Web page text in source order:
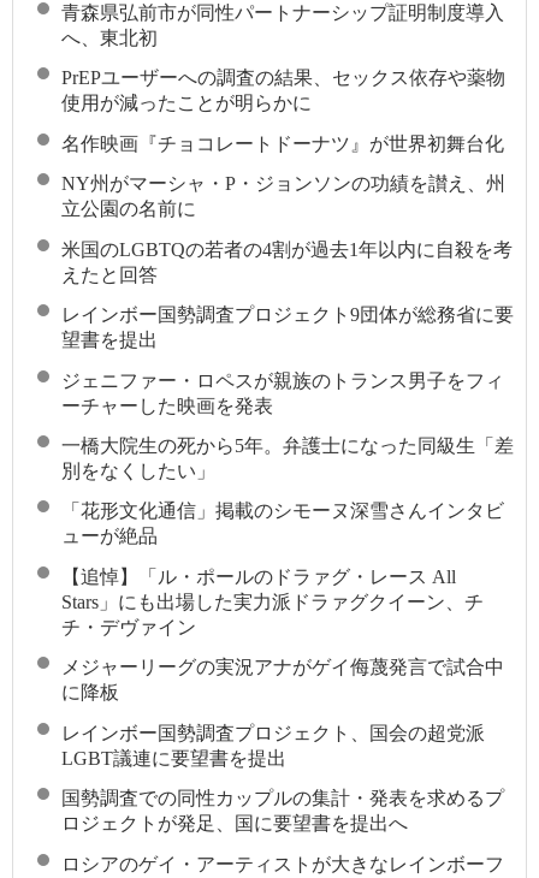
青森県弘前市が同性パートナーシップ証明制度導入
へ、東北初
PrEPユーザーへの調査の結果、セックス依存や薬物
使用が減ったことが明らかに
名作映画『チョコレートドーナツ』が世界初舞台化
NY州がマーシャ・P・ジョンソンの功績を讃え、州
立公園の名前に
米国のLGBTQの若者の4割が過去1年以内に自殺を考
えたと回答
レインボー国勢調査プロジェクト9団体が総務省に要
望書を提出
ジェニファー・ロペスが親族のトランス男子をフィ
ーチャーした映画を発表
一橋大院生の死から5年。弁護士になった同級生「差
別をなくしたい」
「花形文化通信」掲載のシモーヌ深雪さんインタビ
ューが絶品
【追悼】「ル・ポールのドラァグ・レース All
Stars」にも出場した実力派ドラァグクイーン、チ
チ・デヴァイン
メジャーリーグの実況アナがゲイ侮蔑発言で試合中
に降板
レインボー国勢調査プロジェクト、国会の超党派
LGBT議連に要望書を提出
国勢調査での同性カップルの集計・発表を求めるプ
ロジェクトが発足、国に要望書を提出へ
ロシアのゲイ・アーティストが大きなレインボーフ